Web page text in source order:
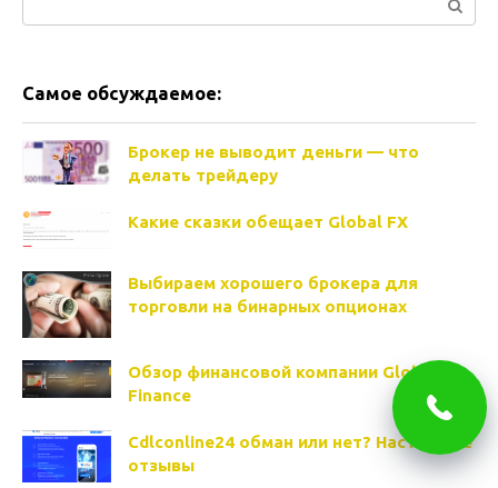
Самое обсуждаемое:
Брокер не выводит деньги — что
делать трейдеру
Какие сказки обещает Global FX
Выбираем хорошего брокера для
торговли на бинарных опционах
Обзор финансовой компании Global
Finance
Cdlconline24 обман или нет? Настоящие
отзывы